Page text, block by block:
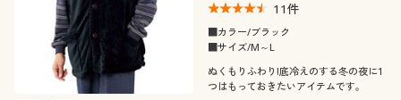
11件
■カラー/ブラック
■サイズ/M～L
ぬくもりふわり!底冷えのする冬の夜に1
つはもっておきたいアイテムです。